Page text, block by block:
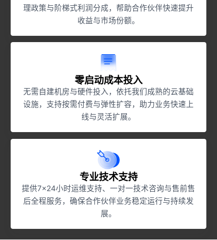
理政策与阶梯式利润分成，帮助合作伙伴快速提升
收益与市场份额。
零启动成本投入
无需自建机房与硬件投入，依托我们成熟的云基础
设施，支持按需付费与弹性扩容，助力业务快速上
线与灵活扩展。
专业技术支持
提供7×24小时运维支持、一对一技术咨询与售前售
后全程服务，确保合作伙伴业务稳定运行与持续发
展。